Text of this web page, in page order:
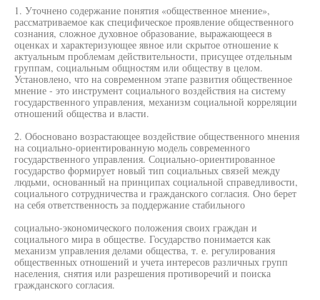
1. Уточнено содержание понятия «общественное мнение»,
рассматриваемое как специфическое проявление общественного
сознания, сложное духовное образование, выражающееся в
оценках и характеризующее явное или скрытое отношение к
актуальным проблемам действительности, присущее отдельным
группам, социальным общностям или обществу в целом.
Установлено, что на современном этапе развития общественное
мнение - это инструмент социального воздействия на систему
государственного управления, механизм социальной корреляции
отношений общества и власти.
2. Обосновано возрастающее воздействие общественного мнения
на социально-ориентированную модель современного
государственного управления. Социально-ориентированное
государство формирует новый тип социальных связей между
людьми, основанный на принципах социальной справедливости,
социального сотрудничества и гражданского согласия. Оно берет
на себя ответственность за поддержание стабильного
социально-экономического положения своих граждан и
социального мира в обществе. Государство понимается как
механизм управления делами общества, т. е. регулирования
общественных отношений и учета интересов различных групп
населения, снятия или разрешения противоречий и поиска
гражданского согласия.